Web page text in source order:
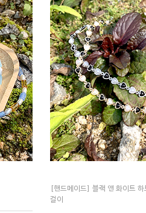
[핸드메이드] 블랙 앤 화이트 하
걸이